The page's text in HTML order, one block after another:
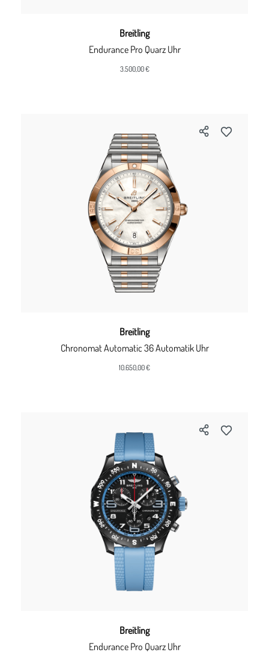
Breitling
Endurance Pro Quarz Uhr
3.500,00 €
Breitling
Chronomat Automatic 36 Automatik Uhr
10.650,00 €
Breitling
Endurance Pro Quarz Uhr